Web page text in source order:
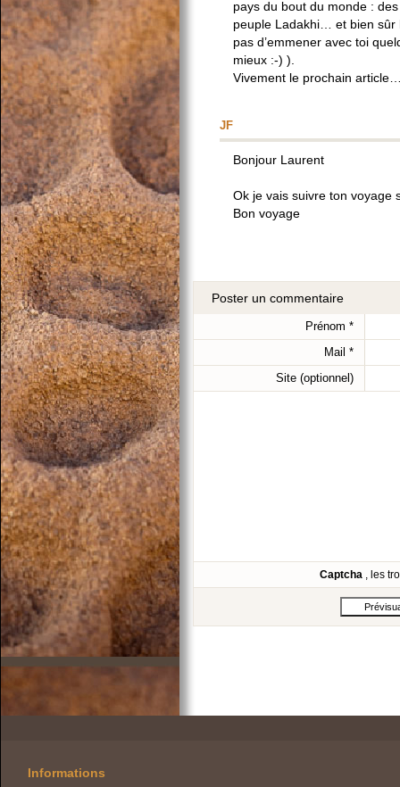
pays du bout du monde :
peuple Ladakhi… et bien sûr
pas d’emmener avec toi
mieux :-) ).
Vivement le prochain
JF
Bonjour Laurent
Ok je vais suivre ton voyage
Bon voyage
Poster un commentaire
Prénom *
Mail *
Site (optionnel)
Captcha , les
Informations